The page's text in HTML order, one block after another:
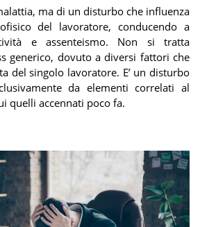
ma di un disturbo che influenza
del lavoratore, conducendo a
e assenteismo. Non si tratta
generico, dovuto a diversi fattori che
del singolo lavoratore. E’ un disturbo
da elementi correlati al
quelli accennati poco fa.